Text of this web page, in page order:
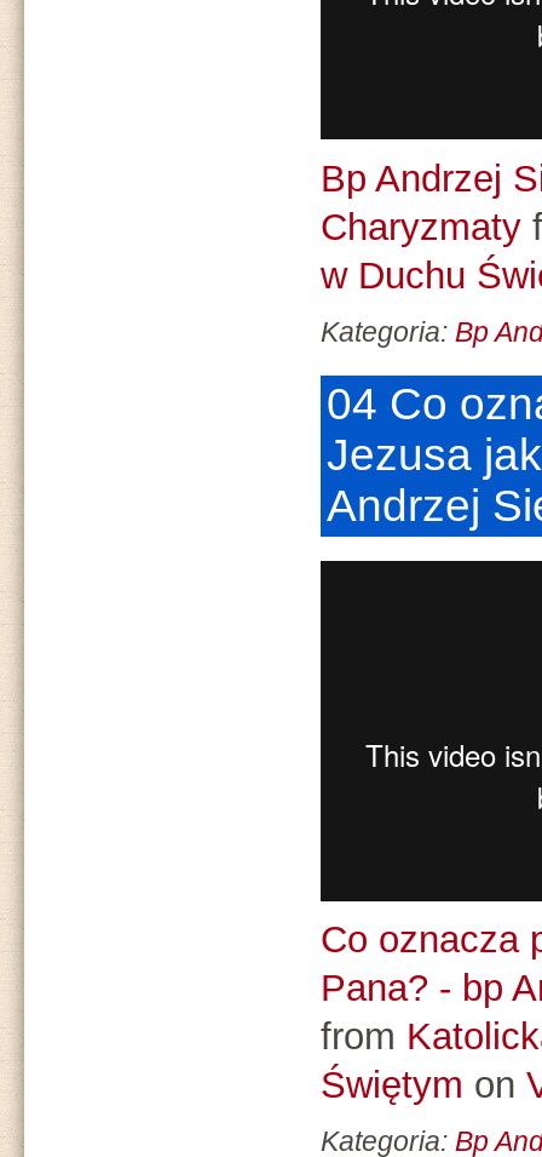
Bp Andrzej
Charyzmaty
w Duchu
Kategoria: Bp
04 Co
Jezusa
Andrzej
Co oznacza
Pana? - bp
from
Świętym on
Kategoria: Bp